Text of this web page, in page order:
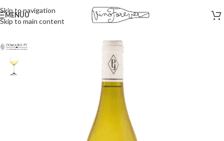
Skip to navigation
Skip to main content
MENÜÜ
Esileht /Valged veinid